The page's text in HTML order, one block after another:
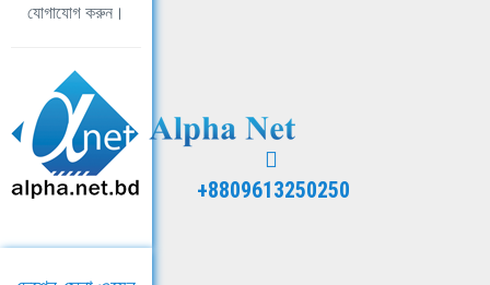
যোগাযোগ করুন।
+8809613250250